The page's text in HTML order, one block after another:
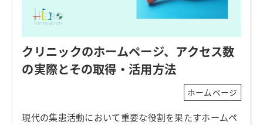
クリニックのホームページ、アクセス数
の実際とその取得・活用方法
ホームページ
現代の集患活動において重要な役割を果たすホームペ